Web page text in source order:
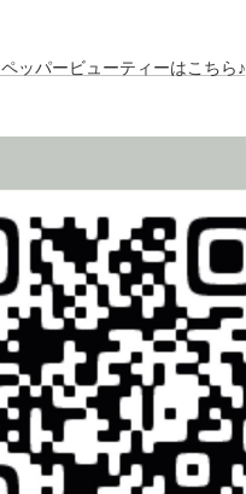
ッパービューティーはこちら♪